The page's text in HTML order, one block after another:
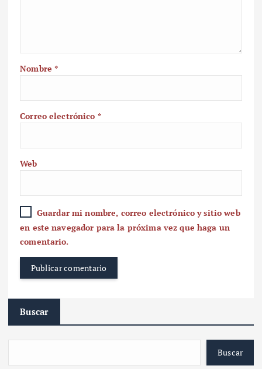
Nombre*
Correo electrónico *
Web
Guardar mi nombre, correo electrónico y sitio web
en este navegador para la próxima vez que haga un
comentario.
Buscar
Buscar